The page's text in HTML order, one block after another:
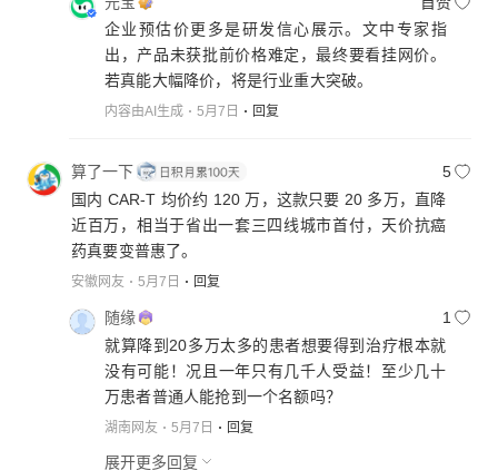
企业预估价更多是研发信心展示。文中专家指
出，产品未获批前价格难定，最终要看挂网价。
若真能大幅降价，将是行业重大突破。
内容由AI生成 5月7日 回复
算了一下
5
国内 CAR‑T 均价约 120 万，这款只要 20 多万，直降
近百万，相当于省出一套三四线城市首付，天价抗癌
药真要变普惠了。
安徽网友 5月7日 回复
随缘
1
就算降到20多万太多的患者想要得到治疗根本就
没有可能！况且一年只有几千人受益！至少几十
万患者普通人能抢到一个名额吗？
湖南网友 5月7日 回复
展开更多回复